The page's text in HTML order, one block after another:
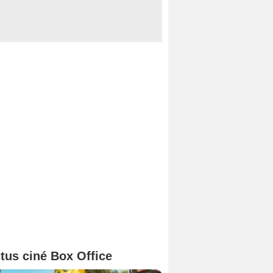
ciné Box Office